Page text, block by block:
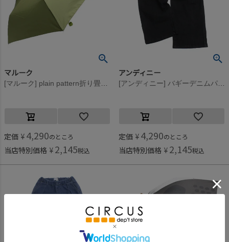
マルーク
[マルーク] plain pattern折り畳み傘(傘袋付き） グリーン(9)
定価 ¥ 4,290のところ
当店特別価格 ¥ 2,145税込
アンディニー
[アンディニー] バギーデニムパンツ ブラック(BK)
定価 ¥ 4,290のところ
当店特別価格 ¥ 2,145税込